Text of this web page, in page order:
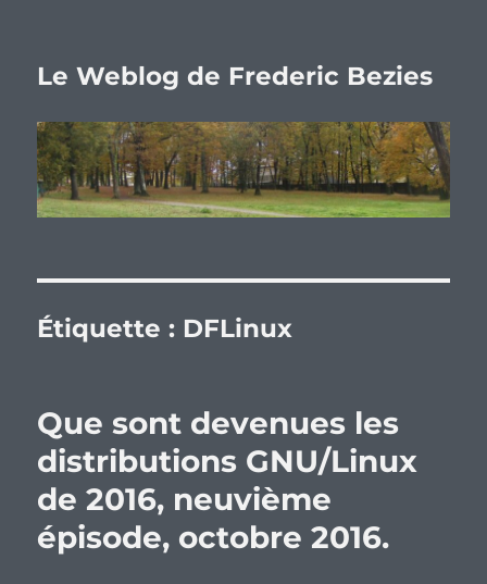
Le Weblog de Frederic Bezies
Étiquette : DFLinux
Que sont devenues les
distributions GNU/Linux
de 2016, neuvième
épisode, octobre 2016.